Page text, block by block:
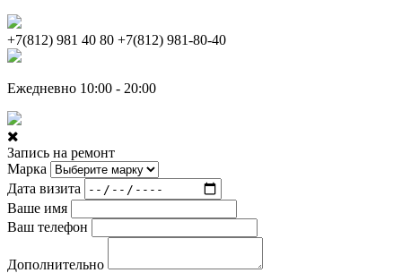
+7(812) 981 40 80 +7(812) 981-80-40
Ежедневно 10:00 - 20:00
Запись на ремонт
Марка
Дата визита
Ваше имя
Ваш телефон
Дополнительно